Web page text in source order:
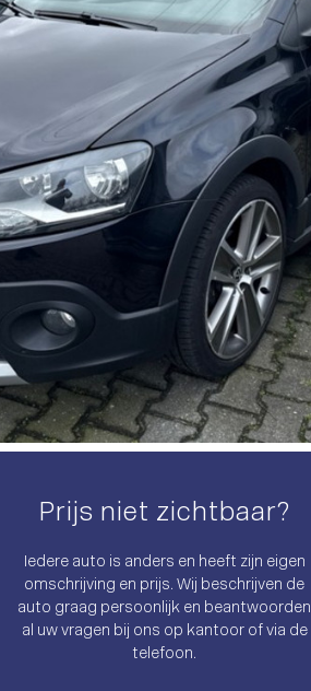
Prijs niet zichtbaar?
Iedere auto is anders en heeft zijn eigen
omschrijving en prijs. Wij beschrijven de
auto graag persoonlijk en beantwoorden
al uw vragen bij ons op kantoor of via de
telefoon.